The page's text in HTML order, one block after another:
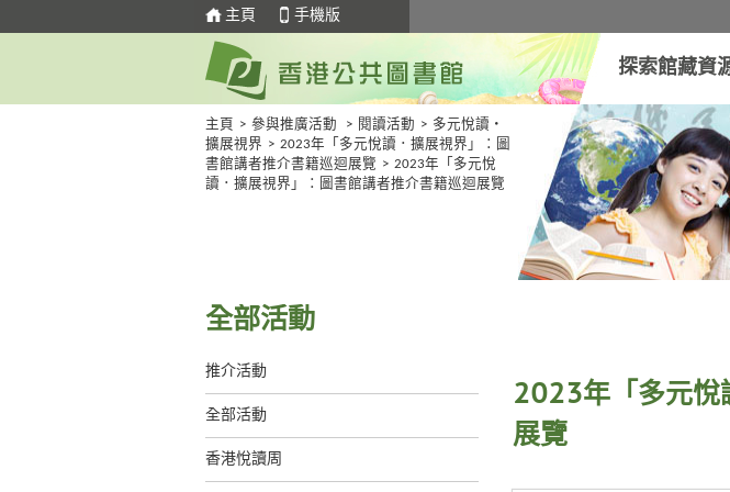
主頁 手機版
探索館藏資
主頁 > 參與推廣活動 > 閱讀活動 > 多元悅讀‧
擴展視界 > 2023年「多元悅讀．擴展視界」：圖
書館講者推介書籍巡迴展覽 > 2023年「多元悅
讀．擴展視界」：圖書館講者推介書籍巡迴展覽
全部活動
推介活動
全部活動
香港悅讀周
2023年「多元悅
展覽